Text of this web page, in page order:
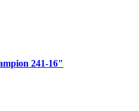
241-16"